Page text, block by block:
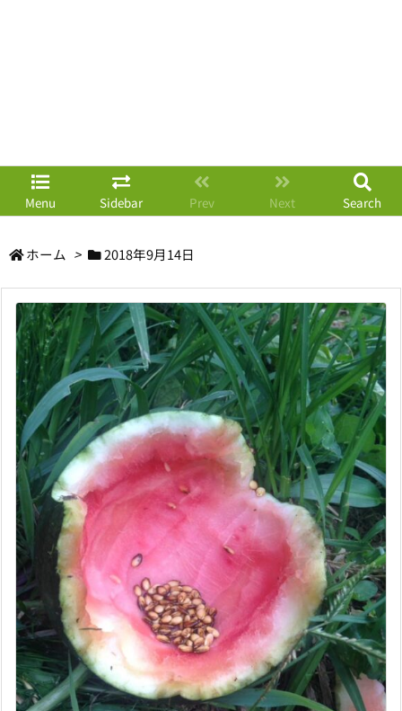
Menu Sidebar Prev Next Search
ホーム > 2018年9月14日